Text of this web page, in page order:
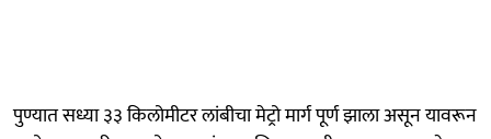
पुण्यात सध्या ३३ किलोमीटर लांबीचा मेट्रो मार्ग पूर्ण झाला असून यावरून